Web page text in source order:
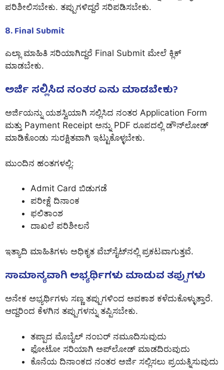
ಪರಿಶೀಲಿಸಬೇಕು. ತಪ್ಪುಗಳಿದ್ದರೆ ಸರಿಪಡಿಸಬೇಕು.
8. Final Submit
ಎಲ್ಲಾ ಮಾಹಿತಿ ಸರಿಯಾಗಿದ್ದರೆ Final Submit ಮೇಲೆ ಕ್ಲಿಕ್
ಮಾಡಬೇಕು.
ಅರ್ಜಿ ಸಲ್ಲಿಸಿದ ನಂತರ ಏನು ಮಾಡಬೇಕು?
ಅರ್ಜಿಯನ್ನು ಯಶಸ್ವಿಯಾಗಿ ಸಲ್ಲಿಸಿದ ನಂತರ Application Form
ಮತ್ತು Payment Receipt ಅನ್ನು PDF ರೂಪದಲ್ಲಿ ಡೌನ್‌ಲೋಡ್
ಮಾಡಿಕೊಂಡು ಸುರಕ್ಷಿತವಾಗಿ ಇಟ್ಟುಕೊಳ್ಳಬೇಕು.
ಮುಂದಿನ ಹಂತಗಳಲ್ಲಿ:
Admit Card ಬಿಡುಗಡೆ
ಪರೀಕ್ಷೆ ದಿನಾಂಕ
ಫಲಿತಾಂಶ
ದಾಖಲೆ ಪರಿಶೀಲನೆ
ಇತ್ಯಾದಿ ಮಾಹಿತಿಗಳು ಅಧಿಕೃತ ವೆಬ್‌ಸೈಟ್‌ನಲ್ಲಿ ಪ್ರಕಟವಾಗುತ್ತವೆ.
ಸಾಮಾನ್ಯವಾಗಿ ಅಭ್ಯರ್ಥಿಗಳು ಮಾಡುವ ತಪ್ಪುಗಳು
ಅನೇಕ ಅಭ್ಯರ್ಥಿಗಳು ಸಣ್ಣ ತಪ್ಪುಗಳಿಂದ ಅವಕಾಶ ಕಳೆದುಕೊಳ್ಳುತ್ತಾರೆ.
ಆದ್ದರಿಂದ ಕೆಳಗಿನ ತಪ್ಪುಗಳನ್ನು ತಪ್ಪಿಸಬೇಕು.
ತಪ್ಪಾದ ಮೊಬೈಲ್ ನಂಬರ್ ನಮೂದಿಸುವುದು
ಫೋಟೋ ಸರಿಯಾಗಿ ಅಪ್‌ಲೋಡ್ ಮಾಡದಿರುವುದು
ಕೊನೆಯ ದಿನಾಂಕದ ನಂತರ ಅರ್ಜಿ ಸಲ್ಲಿಸಲು ಪ್ರಯತ್ನಿಸುವುದು